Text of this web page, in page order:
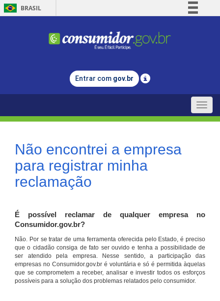
BRASIL
Comunica BR
Legislação
Entrar com gov.br
Toggle
Não encontrei a empresa
para registrar minha
reclamação
É possível reclamar de qualquer empresa no
Consumidor.gov.br?
Não. Por se tratar de uma ferramenta oferecida pelo Estado, é preciso
que o cidadão consiga de fato ser ouvido e tenha a possibilidade de
ser atendido pela empresa. Nesse sentido, a participação das
empresas no Consumidor.gov.br é voluntária e só é permitida àquelas
que se comprometem a receber, analisar e investir todos os esforços
possíveis para a solução dos problemas relatados pelo consumidor.